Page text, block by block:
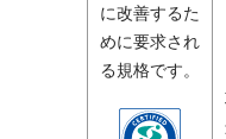
に改善するた
めに要求され
る規格です。